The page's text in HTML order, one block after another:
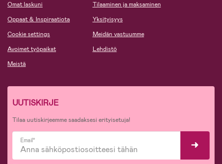
Omat laskuni
Oppaat & Inspiraatiota
Cookie settings
Avoimet työpaikat
Meistä
Tilaaminen ja maksaminen
Yksityisyys
Meidän vastuumme
Lehdistö
UUTISKIRJE
Tilaa uutiskirjeemme saadaksesi erityisetuja!
Email*